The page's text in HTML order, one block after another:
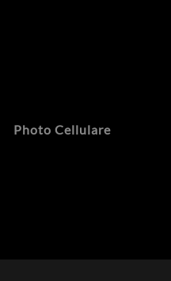
Photo Cellulare